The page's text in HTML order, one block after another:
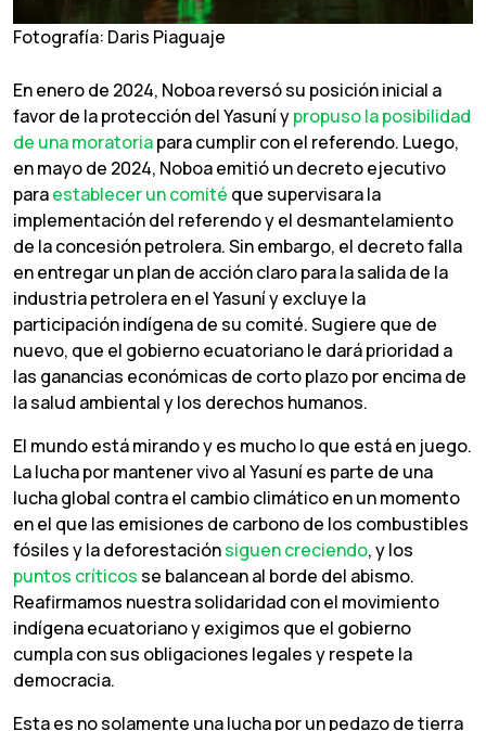
Fotografía: Daris Piaguaje
En enero de 2024, Noboa reversó su posición inicial a
favor de la protección del Yasuní ypropuso la posibilidad
de una moratoriapara cumplir con el referendo. Luego,
en mayo de 2024, Noboa emitió un decreto ejecutivo
paraestablecer un comité que supervisara la
implementación del referendo y el desmantelamiento
de la concesión petrolera. Sin embargo, el decreto falla
en entregar un plan de acción claro para la salida de la
industria petrolera en el Yasuní y excluye la
participación indígena de su comité. Sugiere que de
nuevo, que el gobierno ecuatoriano le dará prioridad a
las ganancias económicas de corto plazo por encima de
la salud ambiental y los derechos humanos.
El mundo está mirando y es mucho lo que está en juego.
La lucha por mantener vivo al Yasuní es parte de una
lucha global contra el cambio climático en un momento
en el que las emisiones de carbono de los combustibles
fósiles y la deforestaciónsiguen creciendo, y los
puntos críticosse balancean al borde del abismo.
Reafirmamos nuestra solidaridad con el movimiento
indígena ecuatoriano y exigimos que el gobierno
cumpla con sus obligaciones legales y respete la
democracia.
Esta es no solamente una lucha por un pedazo de tierra